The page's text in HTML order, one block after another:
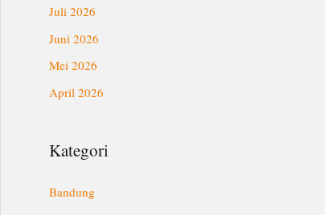
Juli 2026
Juni 2026
Mei 2026
April 2026
Kategori
Bandung